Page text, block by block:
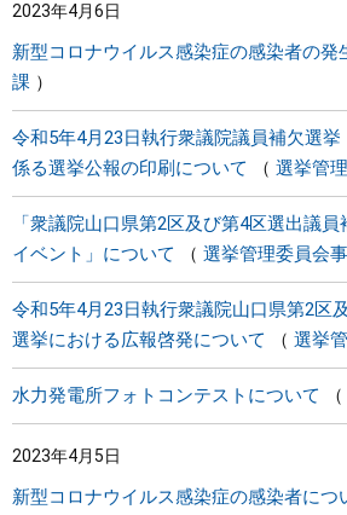
2023年4月6日
新型コロナウイルス感染症の感染者の発
課
令和5年4月23日執行衆議院議員補欠選
係る選挙公報の印刷について
選挙管
「衆議院山口県第2区及び第4区選出議
イベント」について
選挙管理委員会
令和5年4月23日執行衆議院山口県第2区
選挙における広報啓発について
選挙
水力発電所フォトコンテストについて
2023年4月5日
新型コロナウイルス感染症の感染者につ